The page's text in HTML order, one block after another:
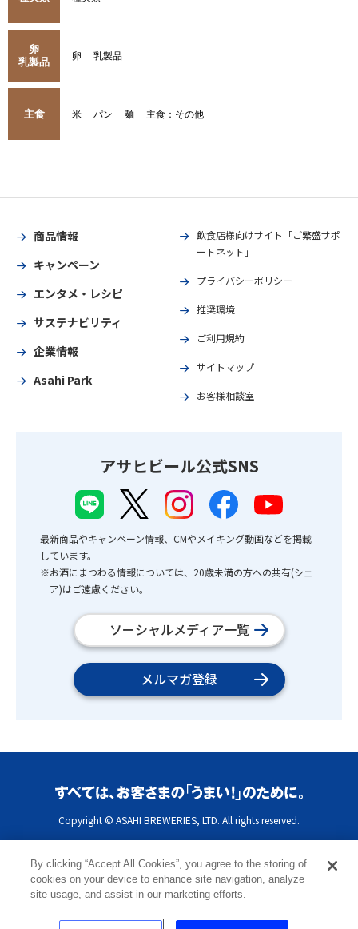
卵
乳製品
卵 乳製品
主食 米 パン 麺 主食：その他
商品情報
キャンペーン
エンタメ・レシピ
サステナビリティ
企業情報
Asahi Park
飲食店様向けサイト「ご繁盛サポ
ートネット」
プライバシーポリシー
推奨環境
ご利用規約
サイトマップ
お客様相談室
アサヒビール公式SNS
最新商品やキャンペーン情報、CMやメイキング動画などを掲載
しています。
※お酒にまつわる情報については、20歳未満の方への共有(シェ
ア)はご遠慮ください。
ソーシャルメディア一覧
メルマガ登録
Copyright © ASAHI BREWERIES, LTD. All rights reserved.
By clicking “Accept All Cookies”, you agree to the storing of
cookies on your device to enhance site navigation, analyze
site usage, and assist in our marketing efforts.